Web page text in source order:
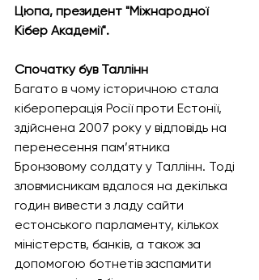
Цюпа, президент "Міжнародної
Кібер Академії".
Спочатку був Таллінн
Багато в чому історичною стала
кібероперація Росії проти Естонії,
здійснена 2007 року у відповідь на
перенесення пам’ятника
Бронзовому солдату у Таллінн. Тоді
зловмисникам вдалося на декілька
годин вивести з ладу сайти
естонського парламенту, кількох
міністерств, банків, а також за
допомогою ботнетів заспамити